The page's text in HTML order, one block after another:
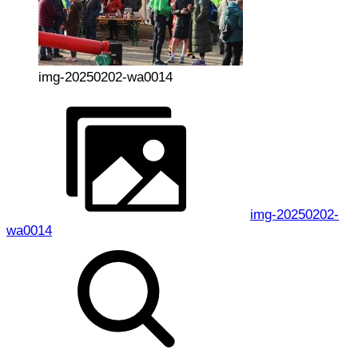
img-20250202-wa0014
img-20250202-
wa0014